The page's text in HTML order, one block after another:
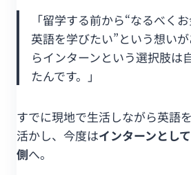
「留学する前から“なるべく
英語を学びたい”という想い
らインターンという選択肢は
たんです。」
すでに現地で生活しながら英語
活かし、今度はインターンとし
側へ。